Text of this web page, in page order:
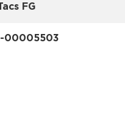
FG
00005503